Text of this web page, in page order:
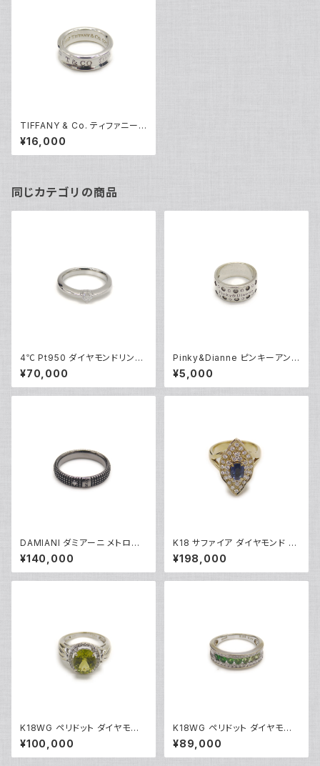
TIFFANY & Co. ティファニー 1
837 リング 指輪 シルバー92
5 16号 Y05026
¥16,000
同じカテゴリの商品
4℃ Pt950 ダイヤモンドリング
[True Love] プラチナ 指輪 8
号 Y05242
¥70,000
Pinky&Dianne ピンキーアンド
ダイアン シルバーリング 指輪 9
号 Y04624
¥5,000
DAMIANI ダミアーニ メトロポ
リタンドリーム 1Pダイヤモンド
リング K18WG 18金 指輪 17号
Y05256
¥140,000
K18 サファイア ダイヤモンド デ
ザインリング 18金 指輪 12号 Y
05246
¥198,000
K18WG ペリドット ダイヤモンド
デザインリング 18金 ホワイトゴ
ールド 指輪 9号 Y04916
¥100,000
K18WG ペリドット ダイヤモンド
デザインリング 18金 ホワイトゴ
ールド 指輪 12号 Y05244
¥89,000